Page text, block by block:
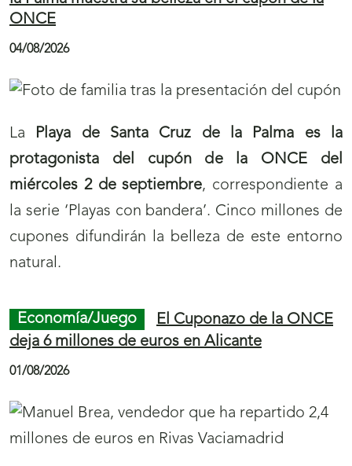
ONCE
04/08/2026
La
Playa de Santa Cruz de la Palma es la
protagonista del cupón de la ONCE del
miércoles 2 de septiembre, correspondiente a
la serie ‘Playas con bandera’. Cinco millones de
cupones difundirán la belleza de este entorno
natural.
Economía/Juego
El Cuponazo de la ONCE
deja 6 millones de euros en Alicante
01/08/2026